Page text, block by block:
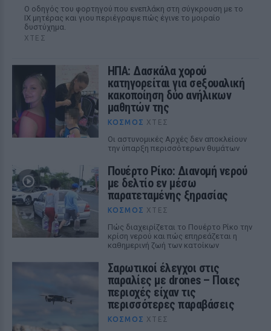
Ο οδηγός του φορτηγού που ενεπλάκη στη σύγκρουση με το
ΙΧ μητέρας και γιου περιέγραψε πώς έγινε το μοιραίο
δυστύχημα.
ΧΤΕΣ
ΗΠΑ: Δασκάλα χορού
κατηγορείται για σeξουαλική
κακοποίηση δύο ανήλικων
μαθητών της
ΚΌΣΜΟΣ ΧΤΕΣ
Οι αστυνομικές Αρχές δεν αποκλείουν
την ύπαρξη περισσότερων θυμάτων
Πουέρτο Ρίκο: Διανομή νερού
με δελτίο εν μέσω
παρατεταμένης ξηρασίας
ΚΌΣΜΟΣ ΧΤΕΣ
Πώς διαχειρίζεται το Πουέρτο Ρίκο την
κρίση νερού και πώς επηρεάζεται η
καθημερινή ζωή των κατοίκων
Σαρωτικοί έλεγχοι στις
παραλίες με drones – Ποιες
περιοχές είχαν τις
περισσότερες παραβάσεις
ΚΌΣΜΟΣ ΧΤΕΣ